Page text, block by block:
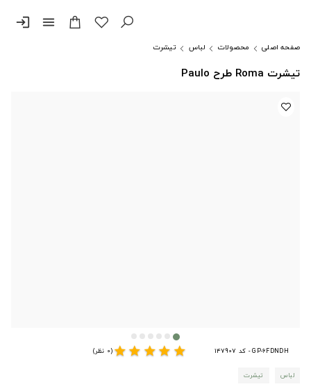
menu
login
صفحه اصلی محصولات لباس تیشرت
تیشرت Roma طرح Paulo
GP-6FDNDH - کد 147907 star
star
star
star
star(0 نظر)
لباس تیشرت